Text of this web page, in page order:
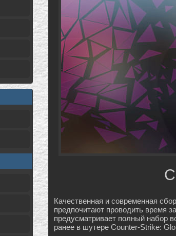
Качественная и современная
предпочитают проводить время
предусматривает полный набор
ранее в шутере Counter-Strike: